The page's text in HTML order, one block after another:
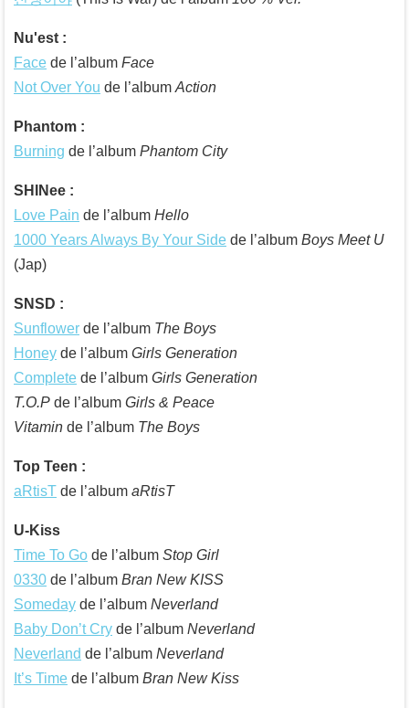
Nu'est :
Face de l’album Face
Not Over You de l’album Action
Phantom :
Burning de l’album Phantom City
SHINee :
Love Pain de l’album Hello
1000 Years Always By Your Side de l’album Boys Meet U
(Jap)
SNSD :
Sunflower de l’album The Boys
Honey de l’album Girls Generation
Complete de l’album Girls Generation
T.O.P de l’album Girls & Peace
Vitamin de l’album The Boys
Top Teen :
aRtisT de l’album aRtisT
U-Kiss
Time To Go de l’album Stop Girl
0330 de l’album Bran New KISS
Someday de l’album Neverland
Baby Don’t Cry de l’album Neverland
Neverland de l’album Neverland
It’s Time de l’album Bran New Kiss